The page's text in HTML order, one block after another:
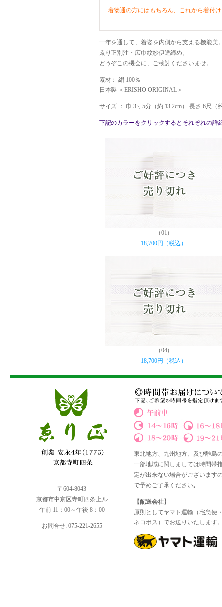
着物通の方にはもちろん、これから着付
一年を通して、着姿を内側から支える機能美
ゑり正別注・広巾紋紗伊達締め。
どうぞこの機会に、ご検討くださいませ。
素材： 絹 100％
日本製 ＜ERISHO ORIGINAL＞
サイズ ： 巾 3寸5分（約 13.2cm） 長さ 6尺（
下記のカラーをクリックするとそれぞれの詳
（01）
18,700円（税込）
（04）
18,700円（税込）
〒604-8043
京都市中京区寺町四条上ル
午前 11：00～午後 8：00
お問合せ: 075-221-2655
東北地方、九州地方、及び離島
一部地域に関しましては時間帯
定が出来ない場合がございます
で予めご了承ください｡
【配送会社】
原則としてヤマト運輸（宅急便
ネコポス）でお送りいたします